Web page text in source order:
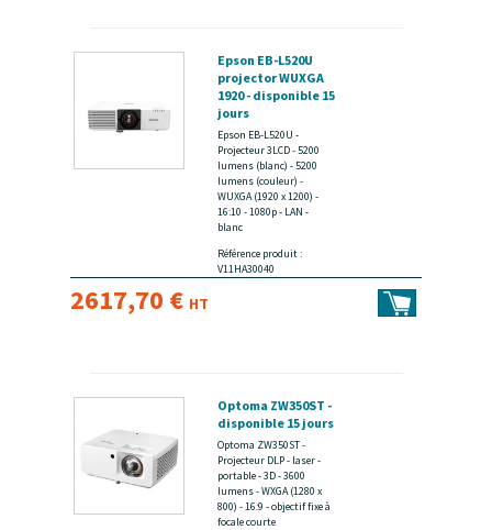
Epson EB-L520U
projector WUXGA
1920 - disponible 15
jours
Epson EB-L520U -
Projecteur 3LCD - 5200
lumens (blanc) - 5200
lumens (couleur) -
WUXGA (1920 x 1200) -
16:10 - 1080p - LAN -
blanc
Référence produit :
V11HA30040
2617,70 € HT
Optoma ZW350ST -
disponible 15 jours
Optoma ZW350ST -
Projecteur DLP - laser -
portable - 3D - 3600
lumens - WXGA (1280 x
800) - 16:9 - objectif fixe à
focale courte